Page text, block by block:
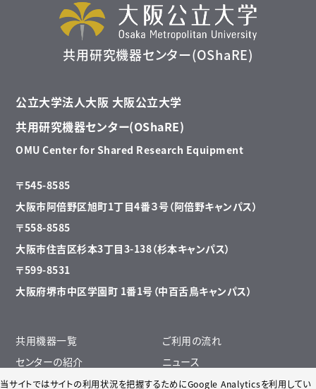
当サイトではサイトの利用状況を把握するためにGoogle Analyticsを利用してい
共用研究機器センター(OShaRE)
公立大学法人大阪 大阪公立大学
共用研究機器センター(OShaRE)
OMU Center for Shared Research Equipment
〒545-8585
大阪市阿倍野区旭町1丁目4番３号（阿倍野キャンパス）
〒558-8585
大阪市住吉区杉本3丁目3-138（杉本キャンパス）
〒599-8531
大阪府堺市中区学園町 1番1号（中百舌鳥キャンパス）
共用機器一覧
センターの紹介
遠隔操作について
ご利用の流れ
ニュース
リサイクル掲示板・リンク先一覧